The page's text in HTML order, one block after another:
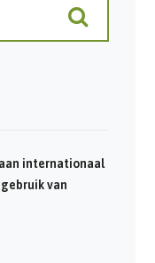
internationaal
van